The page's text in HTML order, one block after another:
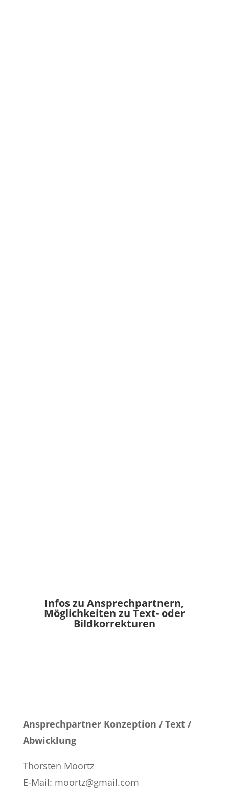
Infos zu Ansprechpartnern,
Möglichkeiten zu Text- oder
Bildkorrekturen
Ansprechpartner Konzeption / Text /
Abwicklung
Thorsten Moortz
E-Mail: moortz@gmail.com